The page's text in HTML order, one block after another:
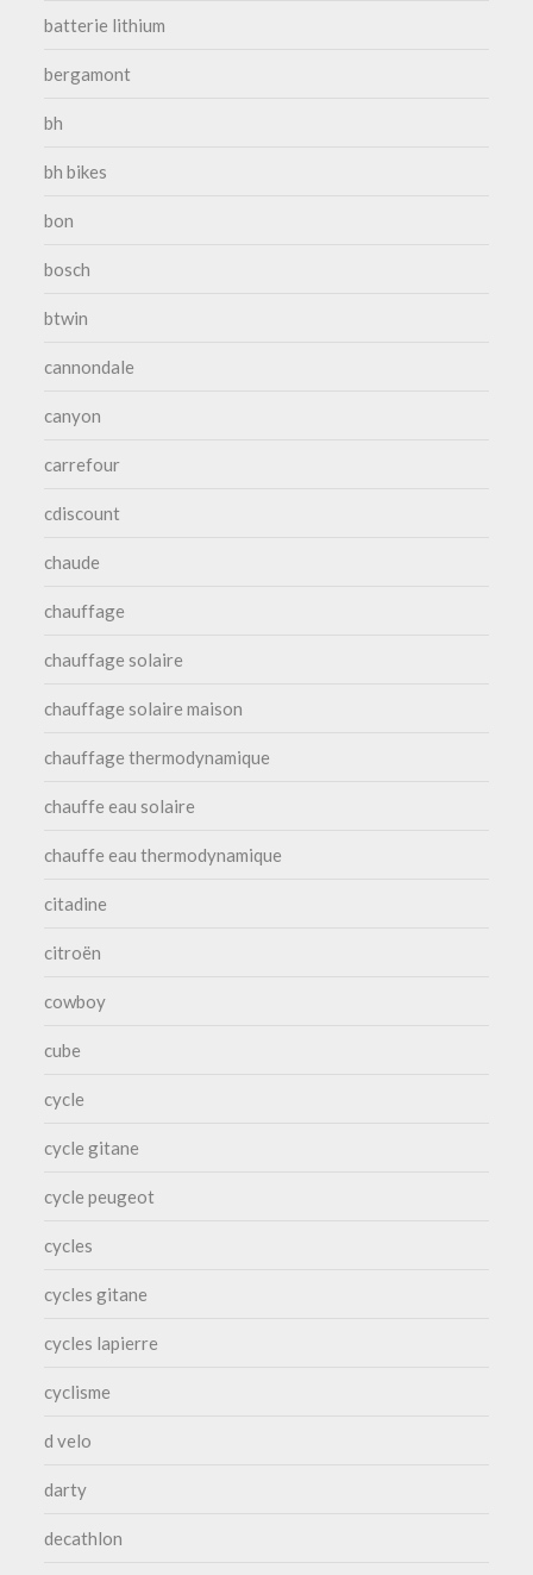
batterie lithium
bergamont
bh
bh bikes
bon
bosch
btwin
cannondale
canyon
carrefour
cdiscount
chaude
chauffage
chauffage solaire
chauffage solaire maison
chauffage thermodynamique
chauffe eau solaire
chauffe eau thermodynamique
citadine
citroën
cowboy
cube
cycle
cycle gitane
cycle peugeot
cycles
cycles gitane
cycles lapierre
cyclisme
d velo
darty
decathlon